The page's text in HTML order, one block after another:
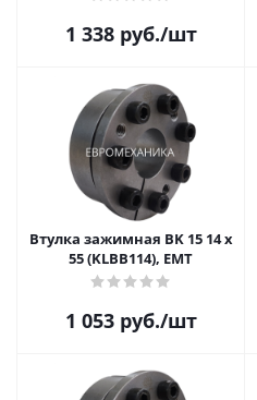
1 338руб./шт
Втулка зажимная BK 15 14 x
55 (KLBB114), EMT
1 053руб./шт